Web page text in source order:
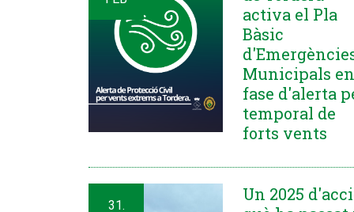
activa el Pla
Bàsic
Municipals en
fase d'alerta
temporal de
forts vents
31.
Un 2025